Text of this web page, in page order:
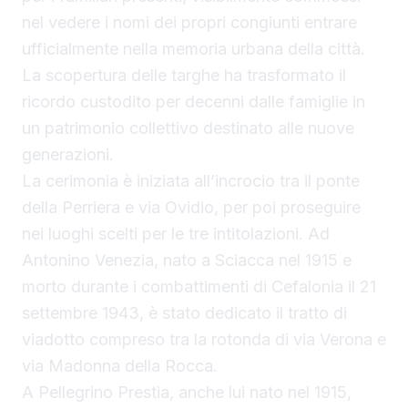
nel vedere i nomi dei propri congiunti entrare
ufficialmente nella memoria urbana della città.
La scopertura delle targhe ha trasformato il
ricordo custodito per decenni dalle famiglie in
un patrimonio collettivo destinato alle nuove
generazioni.
La cerimonia è iniziata all’incrocio tra il ponte
della Perriera e via Ovidio, per poi proseguire
nei luoghi scelti per le tre intitolazioni. Ad
Antonino Venezia, nato a Sciacca nel 1915 e
morto durante i combattimenti di Cefalonia il 21
settembre 1943, è stato dedicato il tratto di
viadotto compreso tra la rotonda di via Verona e
via Madonna della Rocca.
A Pellegrino Prestia, anche lui nato nel 1915,